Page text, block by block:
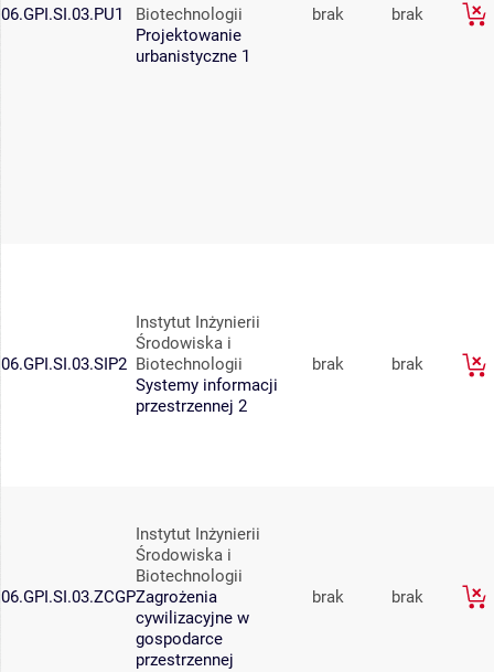
06.GPI.SI.03.PU1
Biotechnologii
Projektowanie
urbanistyczne 1
brak brak
06.GPI.SI.03.SIP2
Instytut Inżynierii
Środowiska i
Biotechnologii
Systemy informacji
przestrzennej 2
brak brak
06.GPI.SI.03.ZCGP
Instytut Inżynierii
Środowiska i
Biotechnologii
Zagrożenia
cywilizacyjne w
gospodarce
przestrzennej
brak brak